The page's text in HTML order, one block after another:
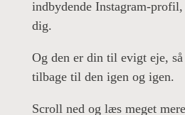
indbydende Instagram-
dig.
Og den er din til evigt eje,
tilbage til den igen og igen.
Scroll ned og læs meget